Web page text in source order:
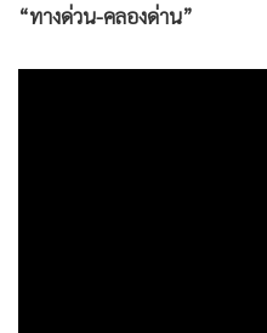
• เกม
“ทางด่วน-คลองด่าน”